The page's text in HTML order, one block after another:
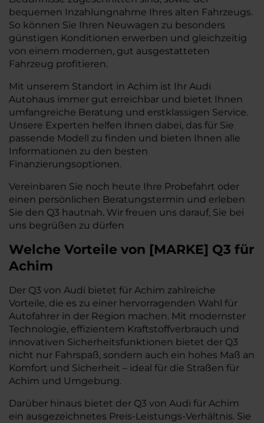
bequemen Inzahlungnahme Ihres alten Fahrzeugs.
So können Sie Ihren Neuwagen zu besonders
günstigen Konditionen erwerben und gleichzeitig
von einem modernen, gut ausgestatteten
Fahrzeug profitieren.
Mit unserem Standort in Achim ist Ihr Audi
Autohaus immer gut erreichbar und bietet Ihnen
umfangreiche Beratung und erstklassigen Service.
Unsere Experten helfen Ihnen dabei, das für Sie
passende Modell zu finden und bieten Ihnen alle
Informationen zu den besten
Finanzierungsoptionen.
Vereinbaren Sie noch heute Ihre Probefahrt oder
einen persönlichen Beratungstermin und erleben
Sie den Q3 hautnah. Wir freuen uns darauf, Sie bei
uns begrüßen zu dürfen
Welche Vorteile von [MARKE] Q3 für
Achim
Der Q3 von Audi bietet für Achim zahlreiche
Vorteile, die es zu einer hervorragenden Wahl für
Autofahrer in der Region machen. Mit modernster
Technologie, effizientem Kraftstoffverbrauch und
innovativen Sicherheitsfunktionen bietet der Q3
nicht nur Fahrspaß, sondern auch ein hohes Maß an
Komfort und Sicherheit – ideal für die Straßen für
Achim und Umgebung.
Darüber hinaus bietet der Q3 von Audi für Achim
ein ausgezeichnetes Preis-Leistungs-Verhältnis. Sie